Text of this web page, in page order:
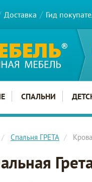
Доставка Гид
СПАЛЬНИ
Спальня ГРЕТА